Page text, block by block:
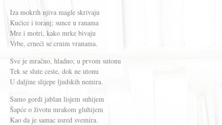
Iza mokrih njiva magle skrivaju
Kućice i toranj; sunce u ranama
Mre i motri, kako mrke bivaju
Vrbe, crneći se crnim vranama.
Sve je mračno, hladno; u prvom sutonu
Tek se slute ceste, dok ne utonu
U daljine slijepe ljudskih nemira.
Samo gordi jablan lisjem suhijem
Šapće o životu mrakom gluhijem
Kao da je samac usred svemira.